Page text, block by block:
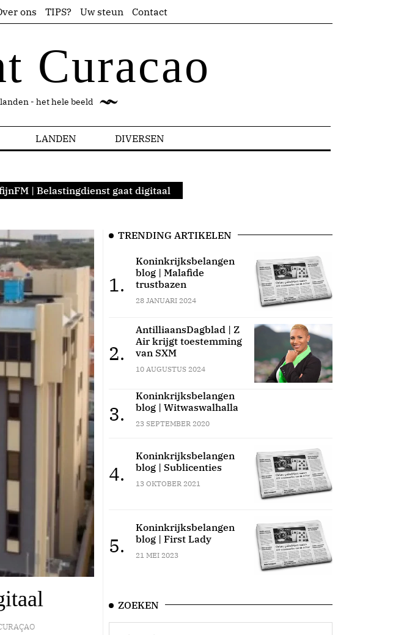
ons TIPS? Uw steun Contact
Curacao
- het hele beeld
LANDEN DIVERSEN
| Belastingdienst gaat digitaal
TRENDING ARTIKELEN
1.
Koninkrijksbelangen
blog | Malafide
trustbazen
28 JANUARI 2024
2.
AntilliaansDagblad | Z
Air krijgt toestemming
van SXM
10 AUGUSTUS 2024
3.
Koninkrijksbelangen
blog | Witwaswalhalla
23 SEPTEMBER 2020
4.
Koninkrijksbelangen
blog | Sublicenties
13 OKTOBER 2021
5.
Koninkrijksbelangen
blog | First Lady
21 MEI 2023
ZOEKEN